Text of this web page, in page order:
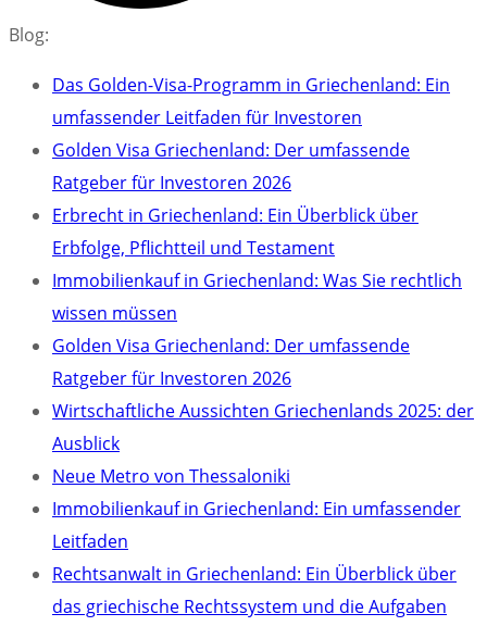
Blog:
Das Golden-Visa-Programm in Griechenland: Ein
umfassender Leitfaden für Investoren
Golden Visa Griechenland: Der umfassende
Ratgeber für Investoren 2026
Erbrecht in Griechenland: Ein Überblick über
Erbfolge, Pflichtteil und Testament
Immobilienkauf in Griechenland: Was Sie rechtlich
wissen müssen
Golden Visa Griechenland: Der umfassende
Ratgeber für Investoren 2026
Wirtschaftliche Aussichten Griechenlands 2025: der
Ausblick
Neue Metro von Thessaloniki
Immobilienkauf in Griechenland: Ein umfassender
Leitfaden
Rechtsanwalt in Griechenland: Ein Überblick über
das griechische Rechtssystem und die Aufgaben